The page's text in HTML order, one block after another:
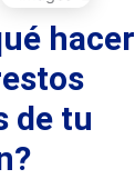
hacer
de tu